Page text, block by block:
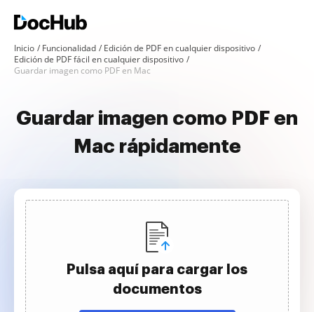
Inicio Funcionalidad
Edición de PDF en cualquier dispositivo
Edición de PDF fácil en cualquier dispositivo
Guardar imagen como PDF en Mac
Guardar imagen como PDF en
Mac rápidamente
Pulsa aquí para cargar los
documentos